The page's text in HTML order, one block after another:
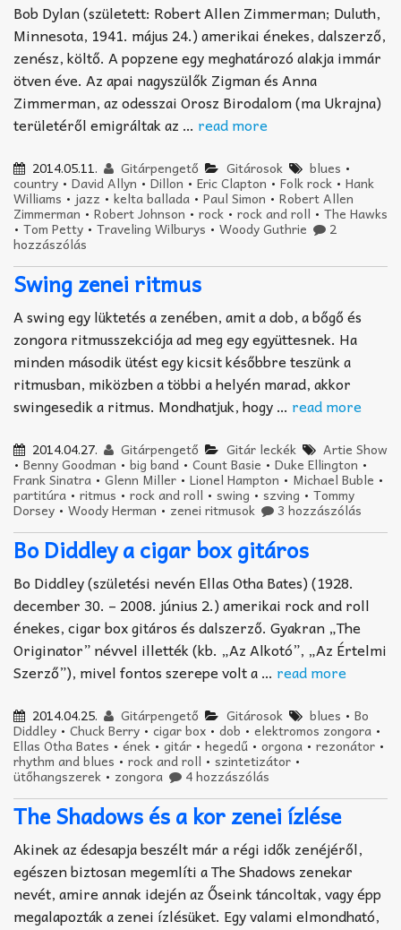
Bob Dylan (született: Robert Allen Zimmerman; Duluth,
Minnesota, 1941. május 24.) amerikai énekes, dalszerző,
zenész, költő. A popzene egy meghatározó alakja immár
ötven éve. Az apai nagyszülők Zigman és Anna
Zimmerman, az odesszai Orosz Birodalom (ma Ukrajna)
területéről emigráltak az … read more
2014.05.11. Gitárpengető Gitárosok blues •
country • David Allyn • Dillon • Eric Clapton • Folk rock • Hank
Williams • jazz • kelta ballada • Paul Simon • Robert Allen
Zimmerman • Robert Johnson • rock • rock and roll • The Hawks
• Tom Petty • Traveling Wilburys • Woody Guthrie 2
hozzászólás
Swing zenei ritmus
A swing egy lüktetés a zenében, amit a dob, a bőgő és
zongora ritmusszekciója ad meg egy együttesnek. Ha
minden második ütést egy kicsit későbbre teszünk a
ritmusban, miközben a többi a helyén marad, akkor
swingesedik a ritmus. Mondhatjuk, hogy … read more
2014.04.27. Gitárpengető Gitár leckék Artie Show
• Benny Goodman • big band • Count Basie • Duke Ellington •
Frank Sinatra • Glenn Miller • Lionel Hampton • Michael Buble •
partitúra • ritmus • rock and roll • swing • szving • Tommy
Dorsey • Woody Herman • zenei ritmusok 3 hozzászólás
Bo Diddley a cigar box gitáros
Bo Diddley (születési nevén Ellas Otha Bates) (1928.
december 30. – 2008. június 2.) amerikai rock and roll
énekes, cigar box gitáros és dalszerző. Gyakran „The
Originator” névvel illették (kb. „Az Alkotó”, „Az Értelmi
Szerző”), mivel fontos szerepe volt a … read more
2014.04.25. Gitárpengető Gitárosok blues • Bo
Diddley • Chuck Berry • cigar box • dob • elektromos zongora •
Ellas Otha Bates • ének • gitár • hegedű • orgona • rezonátor •
rhythm and blues • rock and roll • szintetizátor •
ütőhangszerek • zongora 4 hozzászólás
The Shadows és a kor zenei ízlése
Akinek az édesapja beszélt már a régi idők zenéjéről,
egészen biztosan megemlíti a The Shadows zenekar
nevét, amire annak idején az Őseink táncoltak, vagy épp
megalapozták a zenei ízlésüket. Egy valami elmondható,